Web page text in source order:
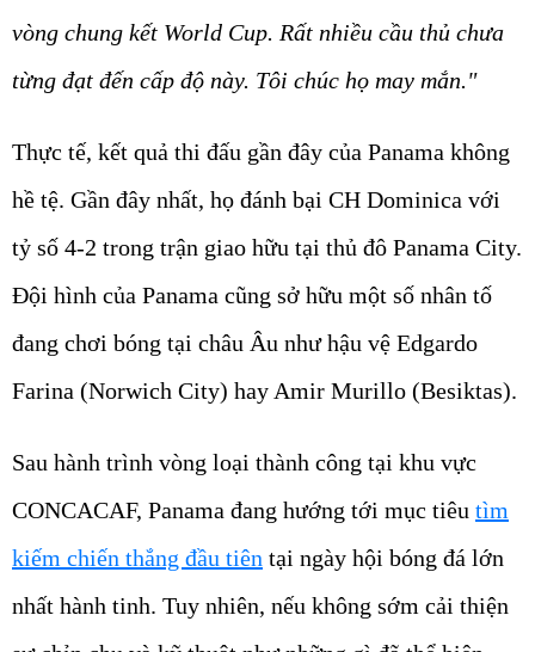
vòng chung kết World Cup. Rất nhiều cầu thủ chưa
từng đạt đến cấp độ này. Tôi chúc họ may mắn."
Thực tế, kết quả thi đấu gần đây của Panama không
hề tệ. Gần đây nhất, họ đánh bại CH Dominica với
tỷ số 4-2 trong trận giao hữu tại thủ đô Panama City.
Đội hình của Panama cũng sở hữu một số nhân tố
đang chơi bóng tại châu Âu như hậu vệ Edgardo
Farina (Norwich City) hay Amir Murillo (Besiktas).
Sau hành trình vòng loại thành công tại khu vực
CONCACAF, Panama đang hướng tới mục tiêu tìm
kiếm chiến thắng đầu tiên tại ngày hội bóng đá lớn
nhất hành tinh. Tuy nhiên, nếu không sớm cải thiện